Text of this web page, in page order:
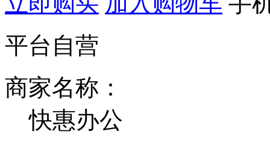
平台自营
商家名称：
快惠办公